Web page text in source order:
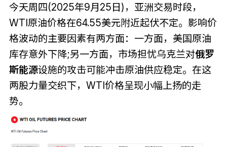
今天周四(2025年9月25日)，亚洲交易时段，
WTI原油价格在64.55美元附近起伏不定。影响价
格波动的主要因素有两方面：一方面，美国原油
库存意外下降;另一方面，市场担忧乌克兰对俄罗
斯能源设施的攻击可能冲击原油供应稳定。在这
两股力量交织下，WTI价格呈现小幅上扬的走
势。